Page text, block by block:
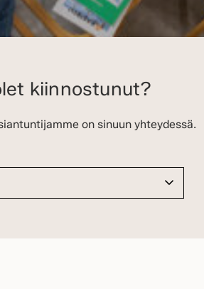
kiinnostunut?
on sinuun yhteydessä.